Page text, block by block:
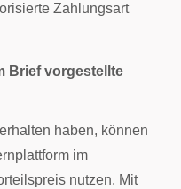
Zahlungsart
Brief vorgestellte
haben, können
im
nutzen. Mit